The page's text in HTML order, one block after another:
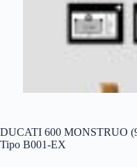
DUCATI 600 MONSTRUO
Tipo B001-EX